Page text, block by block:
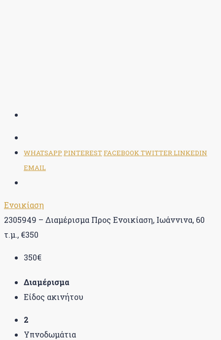
WHATSAPP PINTERESTFACEBOOKTWITTERLINKEDIN
EMAIL
Ενοικίαση
2305949 – Διαμέρισμα Προς Ενοικίαση, Ιωάννινα, 60
τ.μ., €350
350€
Διαμέρισμα
Είδος ακινήτου
2
Υπνοδωμάτια